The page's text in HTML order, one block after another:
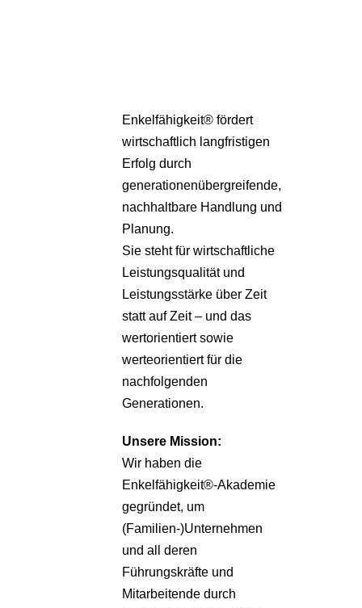
Enkelfähigkeit® fördert
wirtschaftlich langfristigen
Erfolg durch
generationenübergreifende,
nachhaltbare Handlung und
Planung.
Sie steht für wirtschaftliche
Leistungsqualität und
Leistungsstärke über Zeit
statt auf Zeit – und das
wertorientiert sowie
werteorientiert für die
nachfolgenden
Generationen.
Unsere Mission:
Wir haben die
Enkelfähigkeit®-Akademie
gegründet, um
(Familien-)Unternehmen
und all deren
Führungskräfte und
Mitarbeitende durch